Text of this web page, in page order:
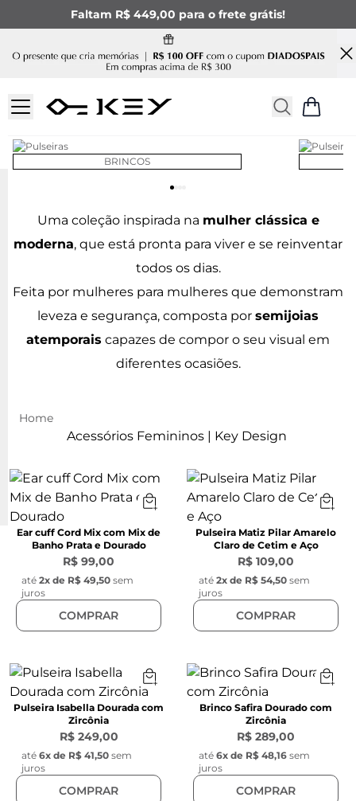
Faltam R$ 449,00 para o frete grátis!
BRINCOS
Uma coleção inspirada na mulher clássica e
moderna, que está pronta para viver e se reinventar
todos os dias.
Feita por mulheres para mulheres que demonstram
leveza e segurança, composta por semijoias
atemporais capazes de compor o seu visual em
diferentes ocasiões.
Acessórios Femininos | Key Design
Ear cuff Cord Mix com Mix de
Banho Prata e Dourado
R$ 99,00
até 2x de R$ 49,50 sem
juros
COMPRAR
Pulseira Matiz Pilar Amarelo
Claro de Cetim e Aço
R$ 109,00
até 2x de R$ 54,50 sem
juros
COMPRAR
Pulseira Isabella Dourada com
Zircônia
R$ 249,00
até 6x de R$ 41,50 sem
juros
COMPRAR
Brinco Safira Dourado com
Zircônia
R$ 289,00
até 6x de R$ 48,16 sem
juros
COMPRAR